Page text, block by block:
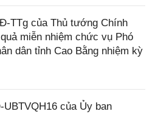
TTg của Thủ tướng Chính
miễn nhiệm chức vụ Phó
dân tỉnh Cao Bằng nhiệm kỳ
UBTVQH16 của Ủy ban